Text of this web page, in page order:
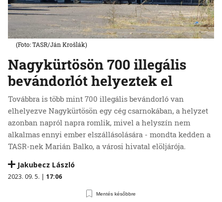
Nagykürtösön 700 illegális
bevándorlót helyeztek el
Továbbra is több mint 700 illegális bevándorló van
elhelyezve Nagykürtösön egy cég csarnokában, a helyzet
azonban napról napra romlik, mivel a helyszín nem
alkalmas ennyi ember elszállásolására - mondta kedden a
TASR-nek Marián Balko, a városi hivatal elöljárója.
Jakubecz László
2023. 09. 5. | 17:06
Mentés későbbre
(Foto: TASR/Ján Krošlák)